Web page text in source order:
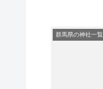
群馬県の神社一覧